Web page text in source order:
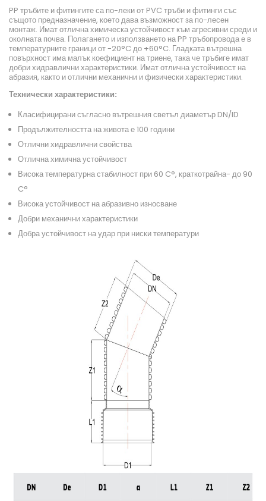
PP тръбите и фитингите са по-леки от PVC тръби и фитинги със
същото предназначение, което дава възможност за по-лесен
монтаж. Имат отлична химическа устойчивост към агресивни среди и
околната почва. Полагането и използването на PP тръбопровода е в
температурните граници от -20°C до +60°C. Гладката вътрешна
повърхност има малък коефициент на триене, така че тръбиге имат
добри хидравлични характеристики. Имат отлична устойчивост на
абразия, както и отлични механични и физически характеристики.
Технически характеристики:
Класифицирани съгласно вътрешния светъл диаметър DN/ID
Продължителността на живота е 100 години
Отлични хидравлични свойства
Отлична химична устойчивост
Висока температурна стабилност при 60 C°, краткотрайна- до 90
C°
Висока устойчивост на абразивно износване
Добри механични характеристики
Добра устойчивост на удар при ниски температури